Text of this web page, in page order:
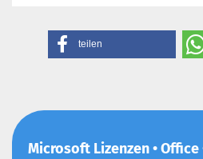
teilen
Microsoft Lizenzen • Office